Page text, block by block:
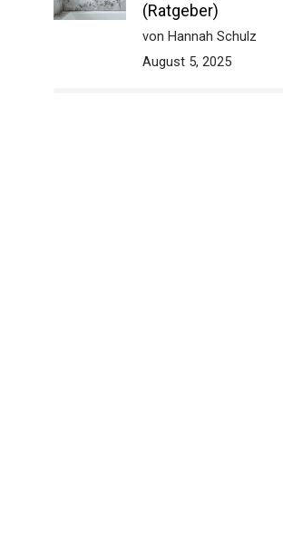
(Ratgeber)
von Hannah Schulz
August 5, 2025